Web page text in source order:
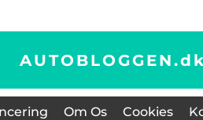
AUTOBLOGGEN.dk
Om Os Cookies